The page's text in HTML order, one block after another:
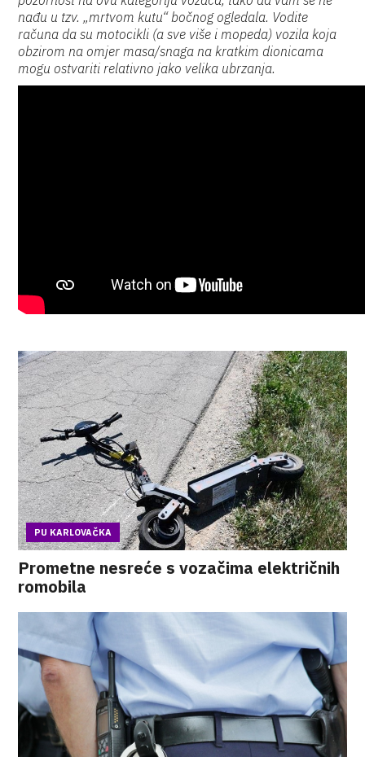
nađu u tzv. „mrtvom kutu“ bočnog ogledala. Vodite
računa da su motocikli (a sve više i mopeda) vozila koja
obzirom na omjer masa/snaga na kratkim dionicama
mogu ostvariti relativno jako velika ubrzanja.
PU KARLOVAČKA
Prometne nesreće s vozačima električnih
romobila